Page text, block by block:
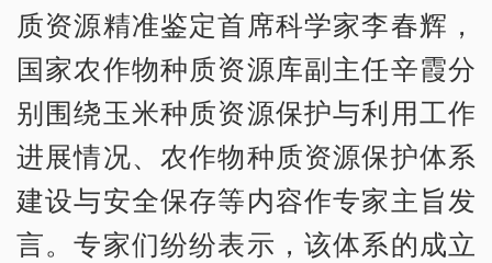
质资源精准鉴定首席科学家李春辉，
国家农作物种质资源库副主任辛霞分
别围绕玉米种质资源保护与利用工作
进展情况、农作物种质资源保护体系
建设与安全保存等内容作专家主旨发
言。专家们纷纷表示，该体系的成立